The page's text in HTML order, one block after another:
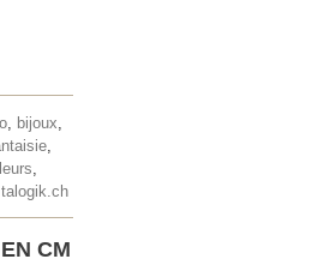
, bijoux,
,
,
CM